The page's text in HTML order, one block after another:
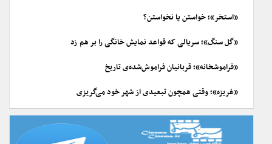
«استخر»؛ خواستن یا نخواستن؟
«گل سنگ»؛ سریالی که قواعد نمایش خانگی را بر هم زد
«فراموشخانه»؛ قربانیان فراموش‌شده‌ی تاریخ
«غریزه»؛ وقتی همچون تبعیدی از شهر خود می‌گریزی